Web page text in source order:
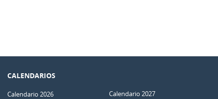
CALENDARIOS
Calendario 2026 Calendario 2027